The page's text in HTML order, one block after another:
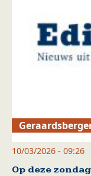
10/03/2026 - 09:26
Op deze